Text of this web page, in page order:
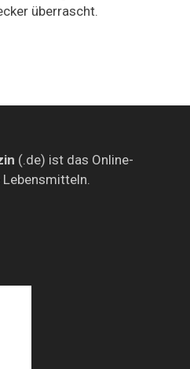
überrascht.
(.de) ist das Online-